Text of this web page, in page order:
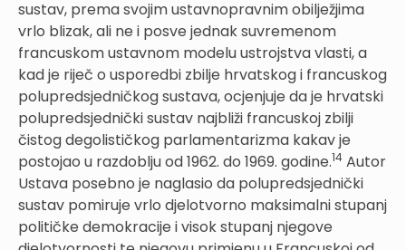
sustav, prema svojim ustavnopravnim obilježjima
vrlo blizak, ali ne i posve jednak suvremenom
francuskom ustavnom modelu ustrojstva vlasti, a
kad je riječ o usporedbi zbilje hrvatskog i francuskog
polupredsjedničkog sustava, ocjenjuje da je hrvatski
polupredsjednički sustav najbliži francuskoj zbilji
čistog degolističkog parlamentarizma kakav je
postojao u razdoblju od 1962. do 1969. godine.14 Autor
Ustava posebno je naglasio da polupredsjednički
sustav pomiruje vrlo djelotvorno maksimalni stupanj
političke demokracije i visok stupanj njegove